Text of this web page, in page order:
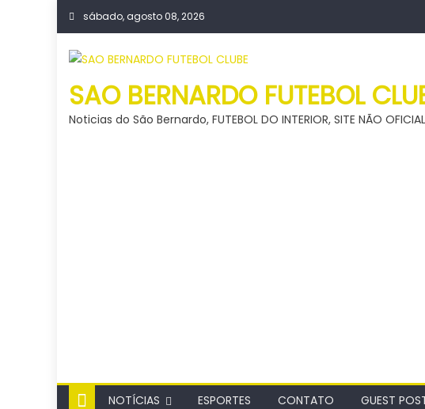
Skip
content
sábado, agosto 08, 2026
SAO BERNARDO FUTEBOL
Noticias do São Bernardo, FUTEBOL DO INTERIOR, SITE NÃO
NOTÍCIAS ESPORTES CONTATO GUEST